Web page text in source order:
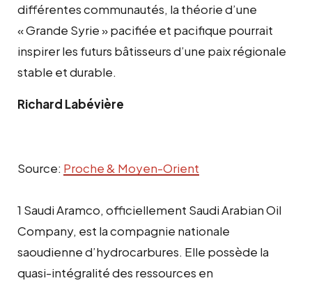
différentes communautés, la théorie d’une
« Grande Syrie » pacifiée et pacifique pourrait
inspirer les futurs bâtisseurs d’une paix régionale
stable et durable.
Richard Labévière
Source: Proche & Moyen-Orient
1 Saudi Aramco, officiellement Saudi Arabian Oil
Company, est la compagnie nationale
saoudienne d’hydrocarbures. Elle possède la
quasi-intégralité des ressources en